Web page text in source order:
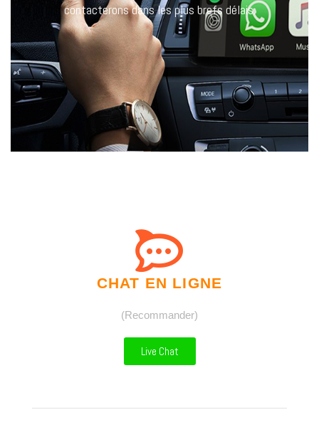
contacterons dans les plus brefs délais.
CHAT EN LIGNE
(Recommander)
Live Chat